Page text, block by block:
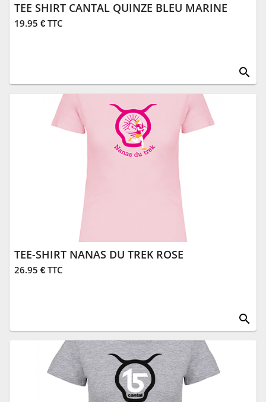
TEE SHIRT CANTAL QUINZE BLEU MARINE
19.95 € TTC
search
TEE-SHIRT NANAS DU TREK ROSE
26.95 € TTC
search